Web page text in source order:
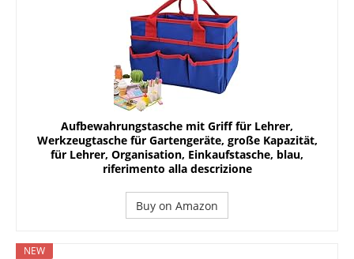
Aufbewahrungstasche mit Griff für Lehrer,
Werkzeugtasche für Gartengeräte, große Kapazität,
für Lehrer, Organisation, Einkaufstasche, blau,
riferimento alla descrizione
Buy on Amazon
NEW